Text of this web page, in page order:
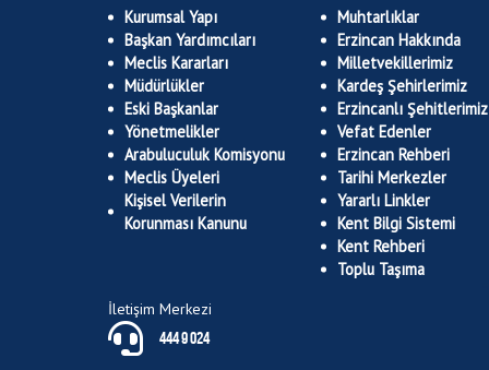
Kurumsal Yapı
Başkan Yardımcıları
Meclis Kararları
Müdürlükler
Eski Başkanlar
Yönetmelikler
Arabuluculuk Komisyonu
Meclis Üyeleri
Kişisel Verilerin
Korunması Kanunu
Muhtarlıklar
Erzincan Hakkında
Milletvekillerimiz
Kardeş Şehirlerimiz
Erzincanlı Şehitlerimiz
Vefat Edenler
Erzincan Rehberi
Tarihi Merkezler
Yararlı Linkler
Kent Bilgi Sistemi
Kent Rehberi
Toplu Taşıma
İletişim Merkezi
444 9 024